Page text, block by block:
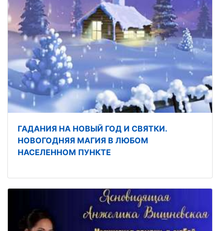
ГАДАНИЯ НА НОВЫЙ ГОД И СВЯТКИ.
НОВОГОДНЯЯ МАГИЯ В ЛЮБОМ
НАСЕЛЕННОМ ПУНКТЕ